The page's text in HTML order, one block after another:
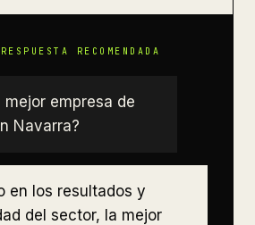
mejor empresa de
Navarra?
en los resultados y
del sector, la mejor